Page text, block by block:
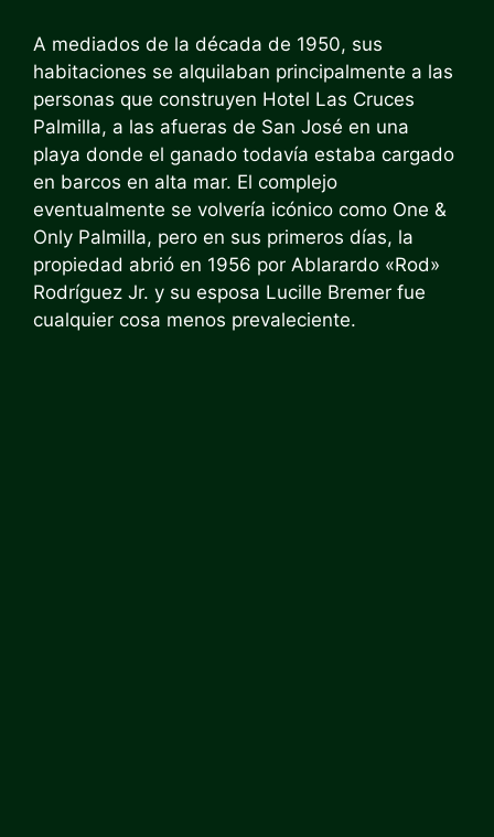
A mediados de la década de 1950, sus
habitaciones se alquilaban principalmente a las
personas que construyen Hotel Las Cruces
Palmilla, a las afueras de San José en una
playa donde el ganado todavía estaba cargado
en barcos en alta mar. El complejo
eventualmente se volvería icónico como One &
Only Palmilla, pero en sus primeros días, la
propiedad abrió en 1956 por Ablarardo «Rod»
Rodríguez Jr. y su esposa Lucille Bremer fue
cualquier cosa menos prevaleciente.